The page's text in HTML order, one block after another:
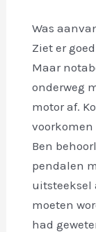
Was
Ziet er
Maar
onderweg
motor af.
Ben
pendalen
uitsteeksel
moeten
had